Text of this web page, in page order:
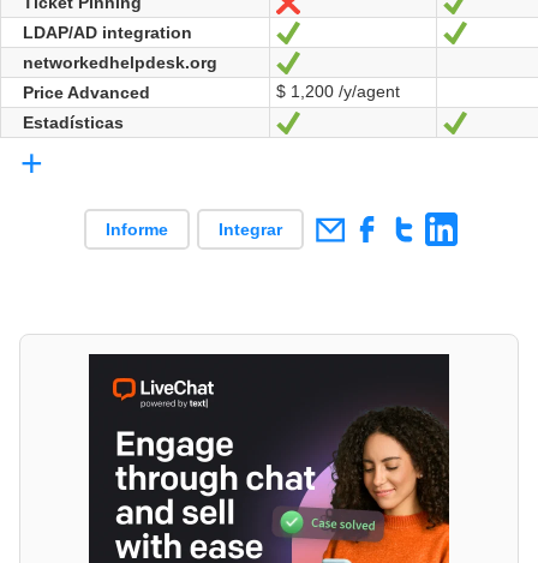
LDAP/AD integration
Sí
Sí
networkedhelpdesk.org
Price Advanced
$ 1,200 /y/agent
Estadísticas
+
Informe Integrar